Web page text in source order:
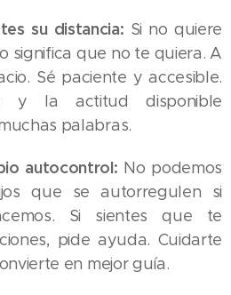
su distancia: Si no quiere
significa que no te quiera. A
Sé paciente y accesible.
y la actitud disponible
palabras.
autocontrol: No podemos
que se autorregulen si
Si sientes que te
pide ayuda. Cuidarte
en mejor guía.